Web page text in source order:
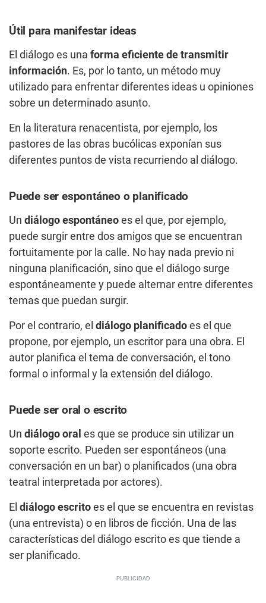
Útil para manifestar ideas
El diálogo es una forma eficiente de transmitir
información. Es, por lo tanto, un método muy
utilizado para enfrentar diferentes ideas u opiniones
sobre un determinado asunto.
En la literatura renacentista, por ejemplo, los
pastores de las obras bucólicas exponían sus
diferentes puntos de vista recurriendo al diálogo.
Puede ser espontáneo o planificado
Un diálogo espontáneo es el que, por ejemplo,
puede surgir entre dos amigos que se encuentran
fortuitamente por la calle. No hay nada previo ni
ninguna planificación, sino que el diálogo surge
espontáneamente y puede alternar entre diferentes
temas que puedan surgir.
Por el contrario, el diálogo planificado es el que
propone, por ejemplo, un escritor para una obra. El
autor planifica el tema de conversación, el tono
formal o informal y la extensión del diálogo.
Puede ser oral o escrito
Un diálogo oral es que se produce sin utilizar un
soporte escrito. Pueden ser espontáneos (una
conversación en un bar) o planificados (una obra
teatral interpretada por actores).
El diálogo escrito es el que se encuentra en revistas
(una entrevista) o en libros de ficción. Una de las
características del diálogo escrito es que tiende a
ser planificado.